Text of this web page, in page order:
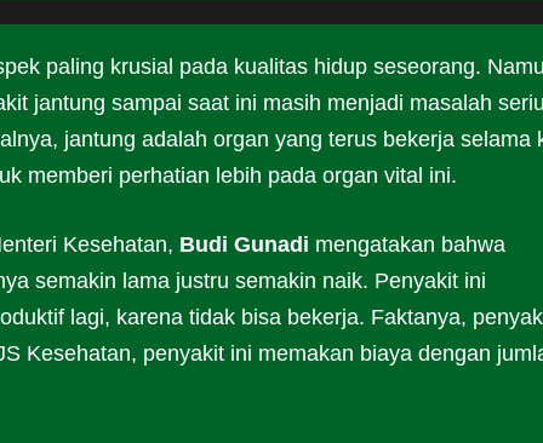
paling krusial pada kualitas hidup seseorang.
jantung sampai saat ini masih menjadi masalah
jantung adalah organ yang terus bekerja selama
memberi perhatian lebih pada organ vital ini.
Kesehatan, Budi Gunadi mengatakan bahwa
semakin lama justru semakin naik. Penyakit ini
lagi, karena tidak bisa bekerja. Faktanya,
Kesehatan, penyakit ini memakan biaya dengan